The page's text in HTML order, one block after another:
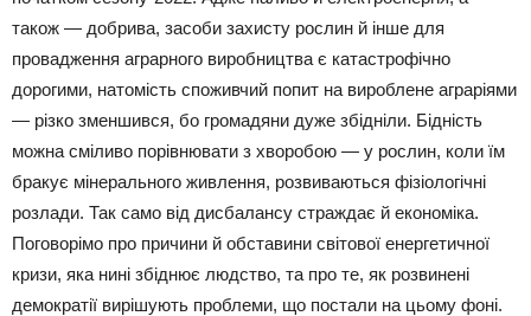
також — добрива, засоби захисту рослин й інше для
провадження аграрного виробництва є катастрофічно
дорогими, натомість споживчий попит на вироблене аграріями
— різко зменшився, бо громадяни дуже збідніли. Бідність
можна сміливо порівнювати з хворобою — у рослин, коли їм
бракує мінерального живлення, розвиваються фізіологічні
розлади. Так само від дисбалансу страждає й економіка.
Поговорімо про причини й обставини світової енергетичної
кризи, яка нині збіднює людство, та про те, як розвинені
демократії вирішують проблеми, що постали на цьому фоні.